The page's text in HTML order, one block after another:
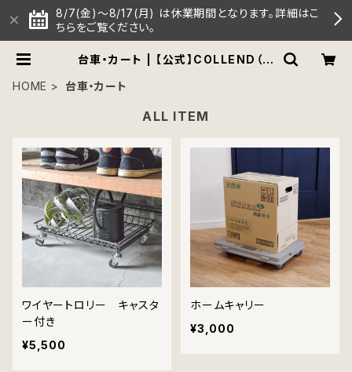
8/7(金)～8/17(月) は休業期間となります。詳細はこ
ちらをご覧ください。
台車・カート | 【公式】COLLEND（コ
HOME
台車・カート
ALL ITEM
ワイヤートロリー キャスタ
ー付き
¥5,500
ホームキャリー
¥3,000